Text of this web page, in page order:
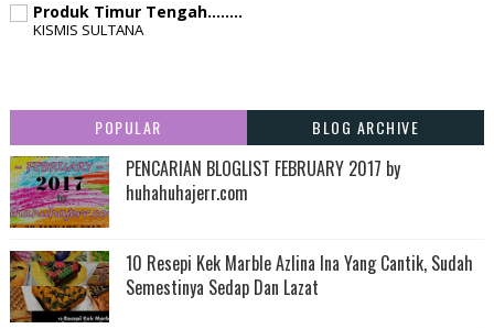
Produk Timur Tengah........
KISMIS SULTANA
POPULAR BLOG ARCHIVE
PENCARIAN BLOGLIST FEBRUARY 2017 by
huhahuhajerr.com
10 Resepi Kek Marble Azlina Ina Yang Cantik, Sudah
Semestinya Sedap Dan Lazat